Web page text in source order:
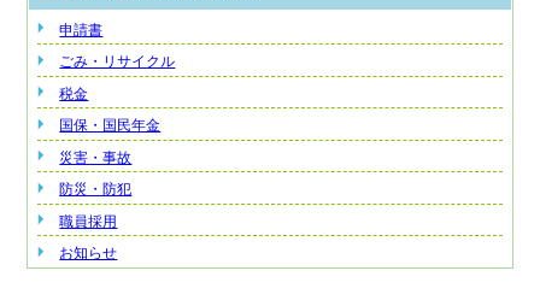
申請書
ごみ・リサイクル
税金
国保・国民年金
災害・事故
防災・防犯
職員採用
お知らせ